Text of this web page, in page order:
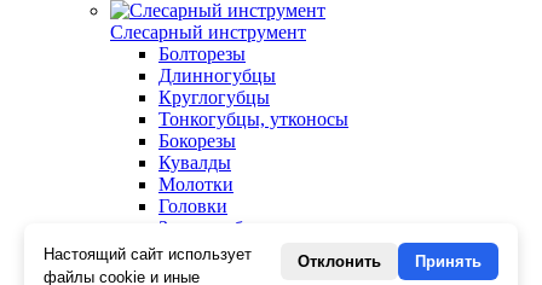
Слесарный инструмент
Болторезы
Длинногубцы
Круглогубцы
Тонкогубцы, утконосы
Бокорезы
Кувалды
Молотки
Головки
Зенкера, бородки, кернеры
Керны
Патроны, переходники
Настоящий сайт использует
файлы cookie и иные
Отклонить Принять